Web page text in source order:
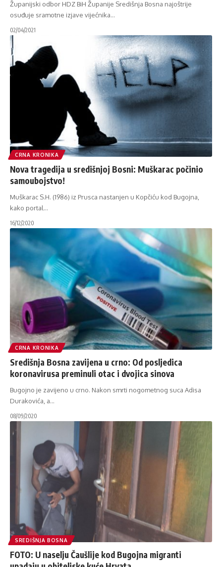
Županijski odbor HDZ BiH Županije Središnja Bosna najoštrije
osuđuje sramotne izjave vijećnika…
02/04/2021
CRNA KRONIKA
Nova tragedija u središnjoj Bosni: Muškarac počinio
samoubojstvo!
Muškarac S.H. (1986) iz Prusca nastanjen u Kopčiću kod Bugojna,
kako portal…
16/12/2020
CRNA KRONIKA
Središnja Bosna zavijena u crno: Od posljedica
koronavirusa preminuli otac i dvojica sinova
Bugojno je zavijeno u crno. Nakon smrti nogometnog suca Adisa
Durakovića, a…
08/09/2020
SREDIŠNJA BOSNA
FOTO: U naselju Čaušlije kod Bugojna migranti